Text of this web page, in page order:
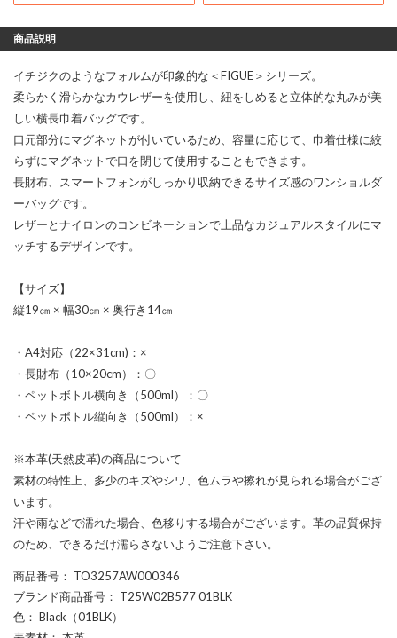
商品説明
イチジクのようなフォルムが印象的な＜FIGUE＞シリーズ。
柔らかく滑らかなカウレザーを使用し、紐をしめると立体的な丸みが美
しい横長巾着バッグです。
口元部分にマグネットが付いているため、容量に応じて、巾着仕様に絞
らずにマグネットで口を閉じて使用することもできます。
長財布、スマートフォンがしっかり収納できるサイズ感のワンショルダ
ーバッグです。
レザーとナイロンのコンビネーションで上品なカジュアルスタイルにマ
ッチするデザインです。
【サイズ】
縦19㎝ × 幅30㎝ × 奥行き14㎝
・A4対応（22×31cm)：×
・長財布（10×20cm）：〇
・ペットボトル横向き（500ml）：〇
・ペットボトル縦向き（500ml）：×
※本革(天然皮革)の商品について
素材の特性上、多少のキズやシワ、色ムラや擦れが見られる場合がござ
います。
汗や雨などで濡れた場合、色移りする場合がございます。革の品質保持
のため、できるだけ濡らさないようご注意下さい。
商品番号 ： TO3257AW000346
ブランド商品番号 ： T25W02B577 01BLK
色 ： Black（01BLK）